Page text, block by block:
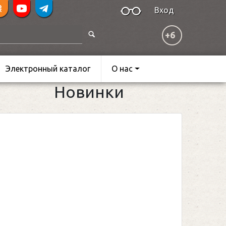
Вход
+6
Электронный каталог О нас
Новинки